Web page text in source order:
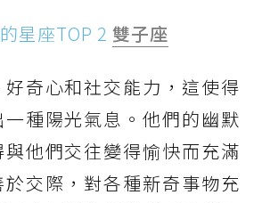
星座TOP 2 雙子座
奇心和社交能力，這使得
種陽光氣息。他們的幽默
他們交往變得愉快而充滿
交際，對各種新奇事物充